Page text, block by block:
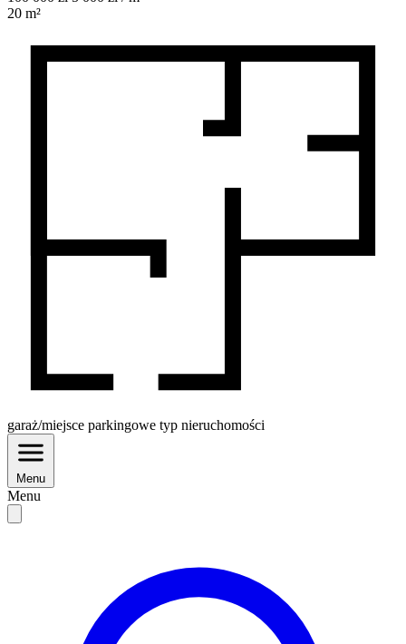
20 m²
garaż/miejsce parkingowe typ nieruchomości
Menu
Menu